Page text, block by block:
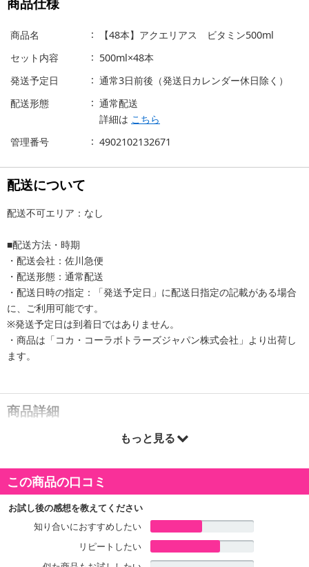
商品名
【48本】アクエリアス ビタミン500ml
セット内容
500ml×48本
発送予定日
通常3日前後（発送日カレンダー休日除く）
配送形態
通常配送
詳細は こちら
管理番号
4902102132671
配送について
配送不可エリア：なし
■配送方法・時期
・配送会社：佐川急便
・配送形態：通常配送
・配送日時の指定：「発送予定日」に配送日指定の記載がある場合
に、ご利用可能です。
※発送予定日は到着日ではありません。
・商品は「コカ・コーラボトラーズジャパン株式会社」より出荷し
ます。
商品詳細
『アクエリアス 1日分のマルチビタミン』は、“かわく”季節に、水分
本製品1本（500ml）当たりに、レモン50個分のビタミンC1000m
g、1日分のビタミンB群（ナイアシン・ビオチン*）とともにミネラ
ル**・クエン酸を配合。
カロリーひかえめ、爽やかでおいしいレモンの味わいをお楽しみい
ただけます。
水分補給とビタミンチャージで健康力をサポートする本製品は、毎
もっと見る
この商品の口コミ
お試し後の感想を教えてください
知り合いにおすすめしたい
リピートしたい